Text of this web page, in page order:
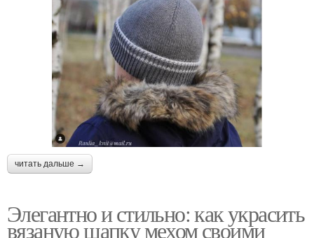
читать дальше →
Элегантно и стильно: как украсить
вязаную шапку мехом своими